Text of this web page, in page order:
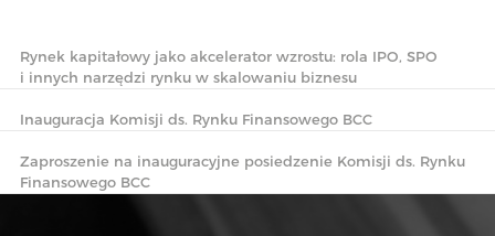
Rynek kapitałowy jako akcelerator wzrostu: rola IPO, SPO
i innych narzędzi rynku w skalowaniu biznesu
Inauguracja Komisji ds. Rynku Finansowego BCC
Zaproszenie na inauguracyjne posiedzenie Komisji ds. Rynku
Finansowego BCC